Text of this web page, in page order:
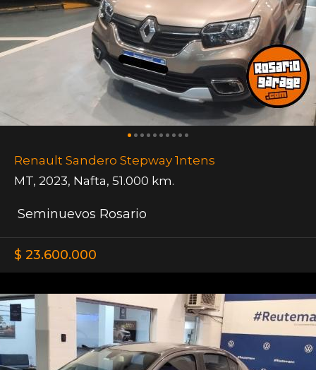
Renault Sandero Stepway 1ntens
MT, 2023, Nafta, 51.000 km.
Seminuevos Rosario
$ 23.600.000